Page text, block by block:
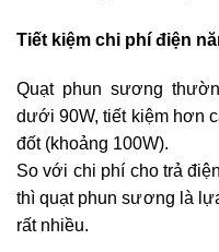
Tiết kiệm chi phí điện
Quạt phun sương
dưới 90W, tiết kiệm hơn
đốt (khoảng 100W).
So với chi phí cho trả
thì quạt phun sương là
rất nhiều.